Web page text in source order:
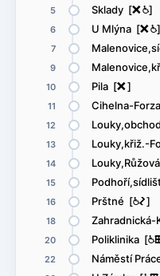
5 Sklady [ë@]
6 U Mlýna [ë@]
7
9
10 Pila [ë]
11 Cihelna-
12
13 Louky,křiž.-
14
15
16 Prštné [@ó]
18 Zahradnická-
20 Poliklinika [@
22 Náměstí